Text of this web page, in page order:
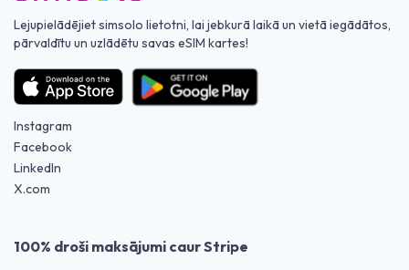
Lejupielādējiet simsolo lietotni, lai jebkurā laikā un vietā iegādātos,
pārvaldītu un uzlādētu savas eSIM kartes!
Instagram
Facebook
LinkedIn
X.com
100% droši maksājumi caur Stripe